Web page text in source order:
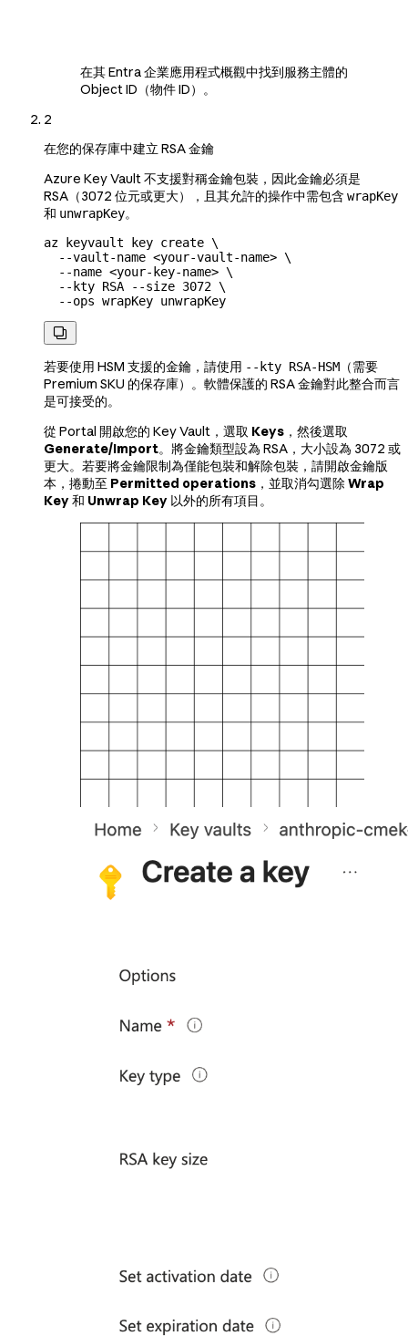
在其 Entra 企業應用程式概觀中找到服務主體的
Object ID（物件 ID）。
2
在您的保存庫中建立 RSA 金鑰
Azure Key Vault 不支援對稱金鑰包裝，因此金鑰必須是
RSA（3072 位元或更大），且其允許的操作中需包含 wrapKey
和 unwrapKey。
az keyvault key create \
  --vault-name
<your-vault-name> \
  --name
<your-key-name> \
  --kty
RSA --size 3072 \
  --ops
wrapKey unwrapKey

若要使用 HSM 支援的金鑰，請使用 --kty RSA-HSM （需要
Premium SKU 的保存庫）。軟體保護的 RSA 金鑰對此整合而言
是可接受的。
從 Portal 開啟您的 Key Vault，選取 Keys ，然後選取
Generate/Import。將金鑰類型設為 RSA，大小設為 3072 或
更大。若要將金鑰限制為僅能包裝和解除包裝，請開啟金鑰版
本，捲動至 Permitted operations ，並取消勾選除 Wrap
Key和 Unwrap Key 以外的所有項目。